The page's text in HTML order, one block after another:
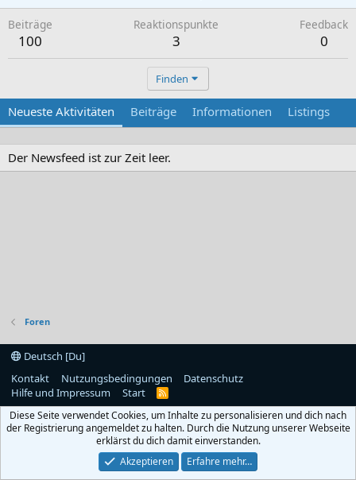
Beiträge
100
Reaktionspunkte
3
Feedback
0
Finden
Neueste Aktivitäten Beiträge Informationen Listings
Der Newsfeed ist zur Zeit leer.
Foren
Deutsch [Du]
Kontakt
Nutzungsbedingungen
Datenschutz
Hilfe und Impressum
Start
R
S
Diese Seite verwendet Cookies, um Inhalte zu personalisieren und dich nach
der Registrierung angemeldet zu halten. Durch die Nutzung unserer Webseite
erklärst du dich damit einverstanden.
Akzeptieren
Erfahre mehr…